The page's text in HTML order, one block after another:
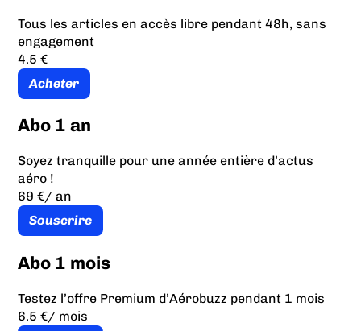
Tous les articles en accès libre pendant 48h, sans
engagement
4.5 €
Acheter
Abo 1 an
Soyez tranquille pour une année entière d’actus
aéro !
69 €/ an
Souscrire
Abo 1 mois
Testez l’offre Premium d’Aérobuzz pendant 1 mois
6.5 €/ mois